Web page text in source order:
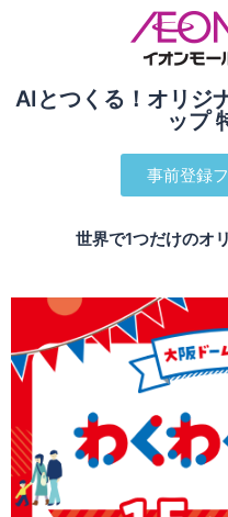
AIとつくる！オリジ
ップ
事前登録
世界で1つだけのオリ